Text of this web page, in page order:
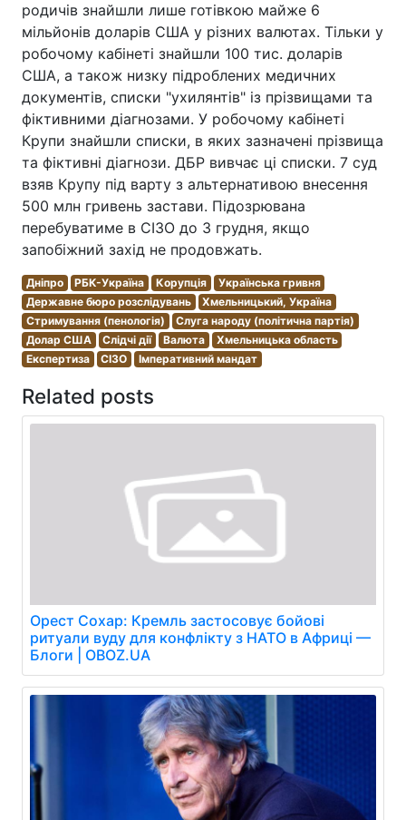
родичів знайшли лише готівкою майже 6
мільйонів доларів США у різних валютах. Тільки у
робочому кабінеті знайшли 100 тис. доларів
США, а також низку підроблених медичних
документів, списки "ухилянтів" із прізвищами та
фіктивними діагнозами. У робочому кабінеті
Крупи знайшли списки, в яких зазначені прізвища
та фіктивні діагнози. ДБР вивчає ці списки. 7 суд
взяв Крупу під варту з альтернативою внесення
500 млн гривень застави. Підозрювана
перебуватиме в СІЗО до 3 грудня, якщо
запобіжний захід не продовжать.
Дніпро РБК-Україна Корупція
Українська гривня
Державне бюро розслідувань
Хмельницький, Україна
Стримування (пенологія)
Слуга народу (політична партія)
Долар США
Слідчі дії Валюта
Хмельницька область
Експертиза
СІЗО Імперативний мандат
Related posts
Орест Сохар: Кремль застосовує бойові
ритуали вуду для конфлікту з НАТО в Африці —
Блоги | OBOZ.UA